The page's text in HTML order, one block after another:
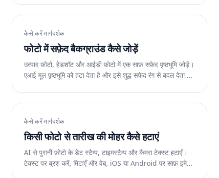
कैसे करें मार्गदर्शक
फोटो में सफ़ेद बैकग्राउंड कैसे जोड़ें
उत्पाद फ़ोटो, हेडशॉट और आईडी फ़ोटो में एक साफ़ सफ़ेद पृष्ठभूमि जोड़ें।
एआई मूल पृष्ठभूमि को हटा देता है और इसे शुद्ध सफेद रंग से बदल देता है।
कैसे करें मार्गदर्शक
किसी फोटो से तारीख की मोहर कैसे हटाएं
AI से पुरानी फ़ोटो के डेट स्टैम्प, टाइमस्टैम्प और कैमरा टेक्स्ट हटाएँ।
टेक्स्ट पर ब्रश करें, मिटाएँ और वेब, iOS या Android पर साफ़ इमेज